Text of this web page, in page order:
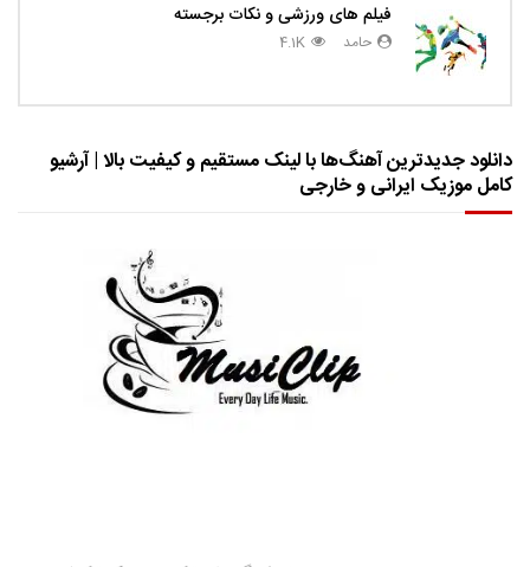
فیلم های ورزشی و نکات برجسته
حامد 4.1K
دانلود جدیدترین آهنگ‌ها با لینک مستقیم و کیفیت بالا | آرشیو
کامل موزیک ایرانی و خارجی